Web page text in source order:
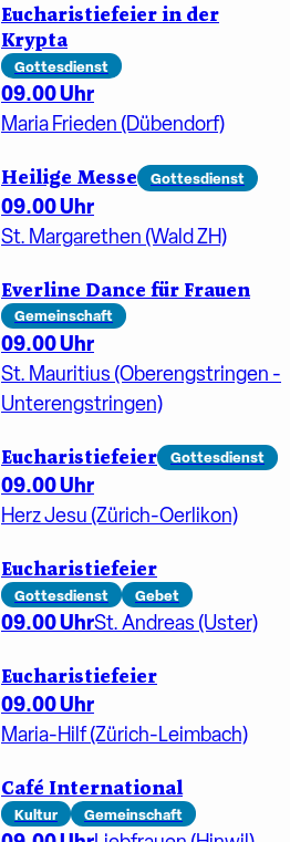
Eucharistiefeier in der
Krypta
Gottesdienst
09.00 Uhr
Maria Frieden (Dübendorf)
Heilige Messe Gottesdienst
09.00 Uhr
St. Margarethen (Wald ZH)
Everline Dance für Frauen
Gemeinschaft
09.00 Uhr
St. Mauritius (Oberengstringen -
Unterengstringen)
Eucharistiefeier Gottesdienst
09.00 Uhr
Herz Jesu (Zürich-Oerlikon)
Eucharistiefeier
Gottesdienst Gebet
09.00 UhrSt. Andreas (Uster)
Eucharistiefeier
09.00 Uhr
Maria-Hilf (Zürich-Leimbach)
Café International
Kultur Gemeinschaft